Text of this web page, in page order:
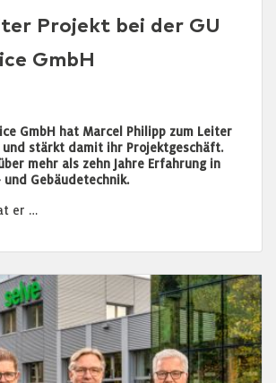
Projekt bei der GU
GmbH
GmbH hat Marcel Philipp zum Leiter
und stärkt damit ihr Projektgeschäft.
mehr als zehn Jahre Erfahrung in
Gebäudetechnik.
er …